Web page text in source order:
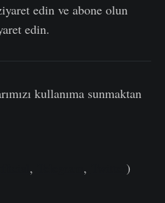
edin ve abone olun
edin.
kullanıma sunmaktan
, ,
)